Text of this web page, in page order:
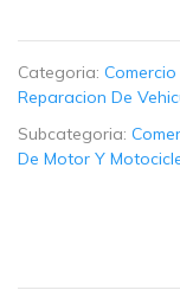
Categoria:
Reparacion De
Subcategoria:
De Motor Y